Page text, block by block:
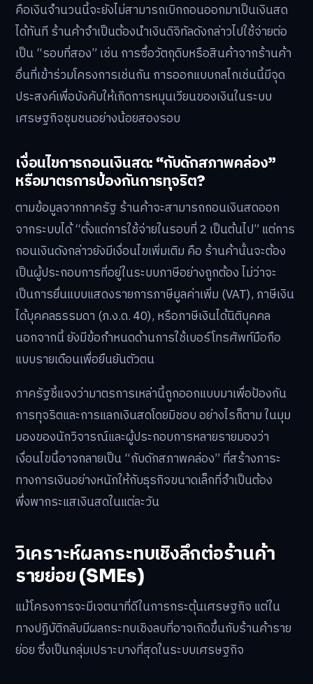
คือเงินจำนวนนี้จะยังไม่สามารถเบิกถอนออกมาเป็นเงินสด
ได้ทันที ร้านค้าจำเป็นต้องนำเงินดิจิทัลดังกล่าวไปใช้จ่ายต่อ
เป็น “รอบที่สอง” เช่น การซื้อวัตถุดิบหรือสินค้าจากร้านค้า
อื่นที่เข้าร่วมโครงการเช่นกัน การออกแบบกลไกเช่นนี้มีจุด
ประสงค์เพื่อบังคับให้เกิดการหมุนเวียนของเงินในระบบ
เศรษฐกิจชุมชนอย่างน้อยสองรอบ
เงื่อนไขการถอนเงินสด: “กับดักสภาพคล่อง”
หรือมาตรการป้องกันการทุจริต?
ตามข้อมูลจากภาครัฐ ร้านค้าจะสามารถถอนเงินสดออก
จากระบบได้ “ตั้งแต่การใช้จ่ายในรอบที่ 2 เป็นต้นไป” แต่การ
ถอนเงินดังกล่าวยังมีเงื่อนไขเพิ่มเติม คือ ร้านค้านั้นจะต้อง
เป็นผู้ประกอบการที่อยู่ในระบบภาษีอย่างถูกต้อง ไม่ว่าจะ
เป็นการยื่นแบบแสดงรายการภาษีมูลค่าเพิ่ม (VAT), ภาษีเงิน
ได้บุคคลธรรมดา (ภ.ง.ด. 40), หรือภาษีเงินได้นิติบุคคล
นอกจากนี้ ยังมีข้อกำหนดด้านการใช้เบอร์โทรศัพท์มือถือ
แบบรายเดือนเพื่อยืนยันตัวตน
ภาครัฐชี้แจงว่ามาตรการเหล่านี้ถูกออกแบบมาเพื่อป้องกัน
การทุจริตและการแลกเงินสดโดยมิชอบ อย่างไรก็ตาม ในมุม
มองของนักวิจารณ์และผู้ประกอบการหลายรายมองว่า
เงื่อนไขนี้อาจกลายเป็น “กับดักสภาพคล่อง” ที่สร้างภาระ
ทางการเงินอย่างหนักให้กับธุรกิจขนาดเล็กที่จำเป็นต้อง
พึ่งพากระแสเงินสดในแต่ละวัน
วิเคราะห์ผลกระทบเชิงลึกต่อร้านค้า
รายย่อย (SMEs)
แม้โครงการจะมีเจตนาที่ดีในการกระตุ้นเศรษฐกิจ แต่ใน
ทางปฏิบัติกลับมีผลกระทบเชิงลบที่อาจเกิดขึ้นกับร้านค้าราย
ย่อย ซึ่งเป็นกลุ่มเปราะบางที่สุดในระบบเศรษฐกิจ